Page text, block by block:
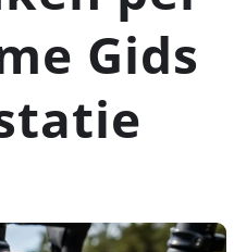
Gids